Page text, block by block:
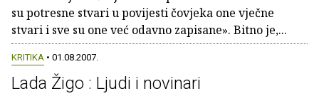
su potresne stvari u povijesti čovjeka one vječne
stvari i sve su one već odavno zapisane». Bitno je,...
KRITIKA • 01.08.2007.
Lada Žigo : Ljudi i novinari